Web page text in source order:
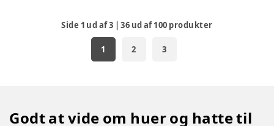
Side 1 ud af3 |36 ud af100 produkter
1 2 3
Godt at vide om huer og hatte til